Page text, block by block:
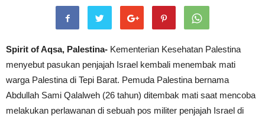
Spirit of Aqsa, Palestina- Kementerian Kesehatan Palestina
menyebut pasukan penjajah Israel kembali menembak mati
warga Palestina di Tepi Barat. Pemuda Palestina bernama
Abdullah Sami Qalalweh (26 tahun) ditembak mati saat mencoba
melakukan perlawanan di sebuah pos militer penjajah Israel di